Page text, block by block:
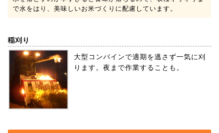
で水をはり、美味しいお米づくりに配慮しています。
稲刈り
大型コンバインで適期を逃さず一気に刈
ります。夜まで作業することも。